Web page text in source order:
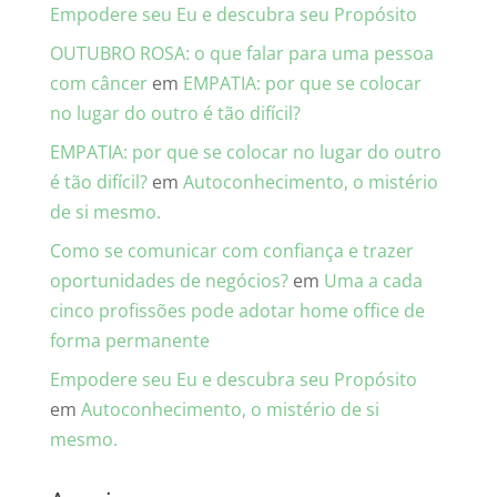
Empodere seu Eu e descubra seu Propósito
OUTUBRO ROSA: o que falar para uma pessoa
com câncerem EMPATIA: por que se colocar
no lugar do outro é tão difícil?
EMPATIA: por que se colocar no lugar do outro
é tão difícil?em Autoconhecimento, o mistério
de si mesmo.
Como se comunicar com confiança e trazer
oportunidades de negócios?em Uma a cada
cinco profissões pode adotar home office de
forma permanente
Empodere seu Eu e descubra seu Propósito
em Autoconhecimento, o mistério de si
mesmo.